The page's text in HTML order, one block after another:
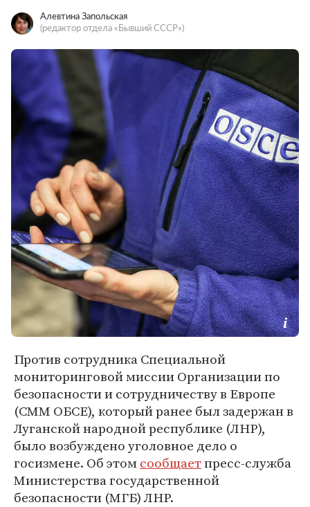
Алевтина Запольская
(редактор отдела «Бывший СССР»)
Против сотрудника Специальной
мониторинговой миссии Организации по
безопасности и сотрудничеству в Европе
(СММ ОБСЕ), который ранее был задержан в
Луганской народной республике (ЛНР),
было возбуждено уголовное дело о
госизмене. Об этомсообщаетпресс-служба
Министерства государственной
безопасности (МГБ) ЛНР.